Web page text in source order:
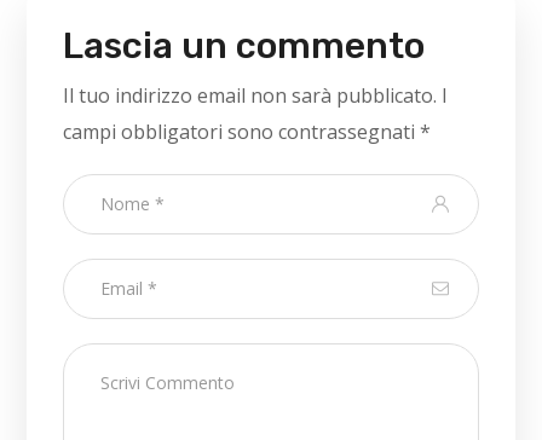
Lascia un commento
Il tuo indirizzo email non sarà pubblicato. I
campi obbligatori sono contrassegnati*